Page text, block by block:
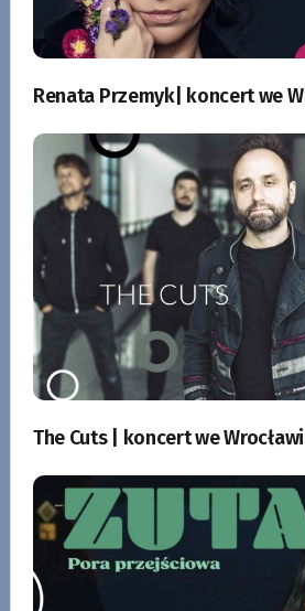
Renata Przemyk| koncert we
The Cuts | koncert we